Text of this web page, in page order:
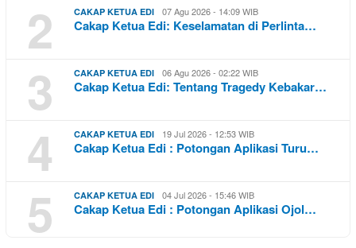
2 CAKAP KETUA EDI 07 Agu 2026 - 14:09 WIB
Cakap Ketua Edi: Keselamatan di Perlinta…
3 CAKAP KETUA EDI 06 Agu 2026 - 02:22 WIB
Cakap Ketua Edi: Tentang Tragedy Kebakar…
4 CAKAP KETUA EDI 19 Jul 2026 - 12:53 WIB
Cakap Ketua Edi : Potongan Aplikasi Turu…
5 CAKAP KETUA EDI 04 Jul 2026 - 15:46 WIB
Cakap Ketua Edi : Potongan Aplikasi Ojol…